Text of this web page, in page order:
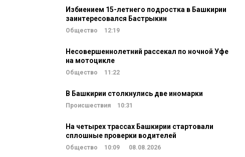
Избиением 15-летнего подростка в Башкирии
заинтересовался Бастрыкин
Общество 12:19
Несовершеннолетний рассекал по ночной Уфе
на мотоцикле
Общество 11:22
В Башкирии столкнулись две иномарки
Происшествия 10:31
На четырех трассах Башкирии стартовали
сплошные проверки водителей
Общество 10:09 08.08.2026